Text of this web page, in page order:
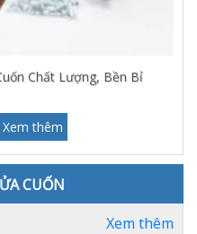
Chất Lượng, Bền Bỉ
Xem thêm
CUỐN
Xem thêm